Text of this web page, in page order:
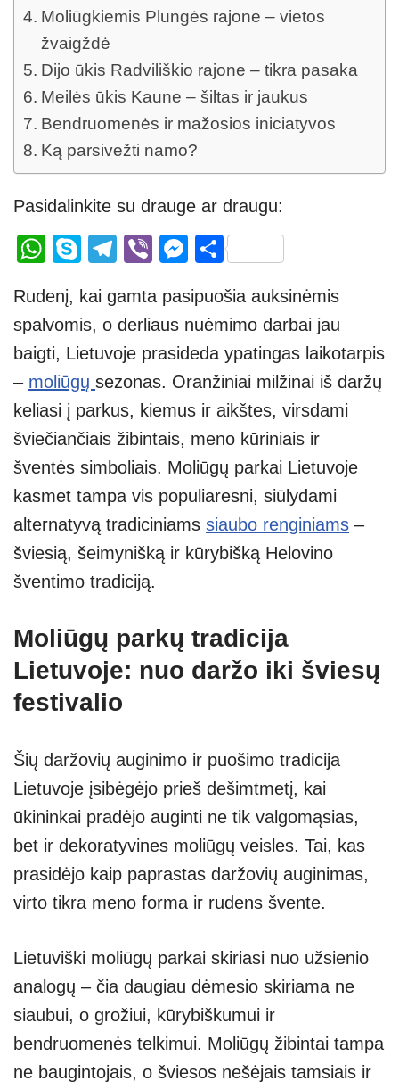
Moliūgkiemis Plungės rajone – vietos
žvaigždė
Dijo ūkis Radviliškio rajone – tikra pasaka
Meilės ūkis Kaune – šiltas ir jaukus
Bendruomenės ir mažosios iniciatyvos
Ką parsivežti namo?
Pasidalinkite su drauge ar draugu:
W
at
s
A
p
p
S
p
e
T
e
gr
a
m
Vi
er
M
ss
e
n
g
er
S
ar
e
Rudenį, kai gamta pasipuošia auksinėmis
spalvomis, o derliaus nuėmimo darbai jau
baigti, Lietuvoje prasideda ypatingas laikotarpis
– moliūgų sezonas. Oranžiniai milžinai iš daržų
keliasi į parkus, kiemus ir aikštes, virsdami
šviečiančiais žibintais, meno kūriniais ir
šventės simboliais. Moliūgų parkai Lietuvoje
kasmet tampa vis populiaresni, siūlydami
alternatyvą tradiciniams siaubo renginiams –
šviesią, šeimynišką ir kūrybišką Helovino
šventimo tradiciją.
Moliūgų parkų tradicija
Lietuvoje: nuo daržo iki šviesų
festivalio
Šių daržovių auginimo ir puošimo tradicija
Lietuvoje įsibėgėjo prieš dešimtmetį, kai
ūkininkai pradėjo auginti ne tik valgomąsias,
bet ir dekoratyvines moliūgų veisles. Tai, kas
prasidėjo kaip paprastas daržovių auginimas,
virto tikra meno forma ir rudens švente.
Lietuviški moliūgų parkai skiriasi nuo užsienio
analogų – čia daugiau dėmesio skiriama ne
siaubui, o grožiui, kūrybiškumui ir
bendruomenės telkimui. Moliūgų žibintai tampa
ne baugintojais, o šviesos nešėjais tamsiais ir